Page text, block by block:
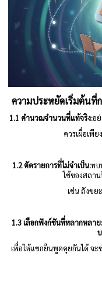
ความประหยัดเริ่มต้นที่
1.1 คำนวณจำนวนที่แท้จริง:อ
ควรเผื่อเพีย
1.2 ตัดรายการที่ไม่จำเป็น:ทบ
ใช้ของสถา
เช่น ถังขย
1.3เลือกฟังก์ชันที่หลากหลาย:
เพื่อให้แขกยืนพูดคุยกันได้ จะ